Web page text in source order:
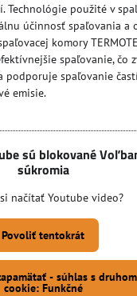
Technológie použité v
účinnosť spaľovania a
komory
spaľovanie, čo
podporuje spaľovanie
emisie.
sú blokované
súkromia
načítať Youtube video?
Povoliť tentokrát
- súhlas s druhom
cookie: Funkčné